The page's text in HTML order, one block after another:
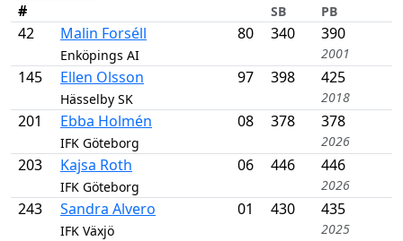
# SB PB
42 Malin Forséll
Enköpings AI
80 340 390
2001
145 Ellen Olsson
Hässelby SK
97 398 425
2018
201 Ebba Holmén
IFK Göteborg
08 378 378
2026
203 Kajsa Roth
IFK Göteborg
06 446 446
2026
243 Sandra Alvero
IFK Växjö
01 430 435
2025